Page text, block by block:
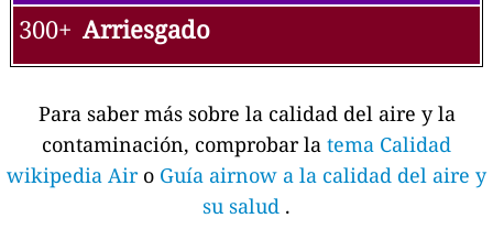
300+ Arriesgado
Para saber más sobre la calidad del aire y la
contaminación, comprobar la tema Calidad
wikipedia Air o Guía airnow a la calidad del aire y
su salud .